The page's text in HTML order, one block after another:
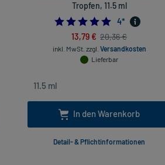
Tropfen, 11.5 ml
5.0
4*
13,79 € 20,36 €
inkl. MwSt. zzgl. Versandkosten
Lieferbar
In den Warenkorb
Detail- & Pflichtinformationen